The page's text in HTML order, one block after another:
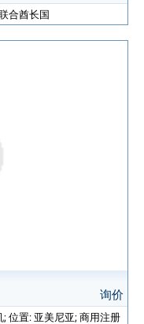
合酋长国
询价
; 位置: 亚美尼亚; 商用注册